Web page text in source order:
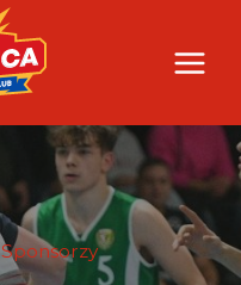
Sponsorzy